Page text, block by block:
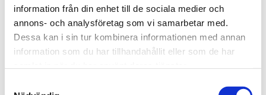
information från din enhet till de sociala medier och
annons- och analysföretag som vi samarbetar med.
Dessa kan i sin tur kombinera informationen med annan
information som du har tillhandahållit eller som de har